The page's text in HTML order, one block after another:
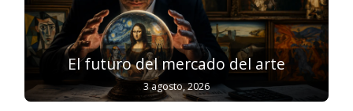
El futuro del mercado del arte
3 agosto, 2026